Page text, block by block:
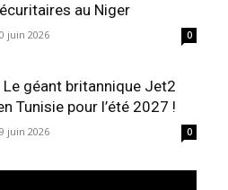
au Niger
juin 2026 0
Le géant britannique Jet2
Tunisie pour l’été 2027 !
juin 2026 0